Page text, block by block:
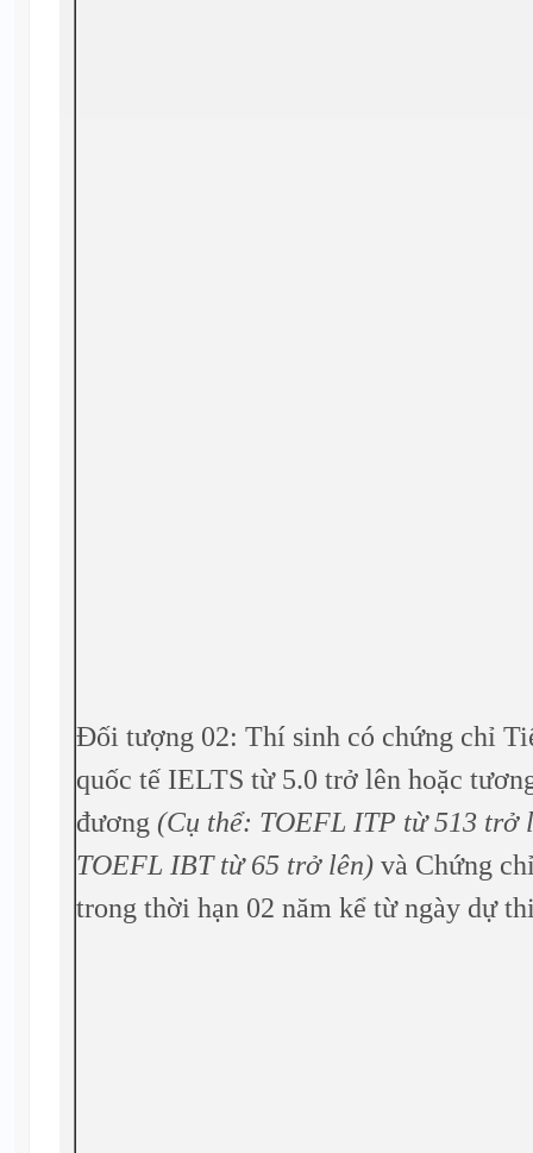
Đối tượng 02: Thí sinh có chứng chỉ
quốc tế IELTS từ 5.0 trở lên hoặc
đương (Cụ thể: TOEFL ITP từ 513 trở
TOEFL IBT từ 65 trở lên) và Chứng
trong thời hạn 02 năm kể từ ngày dự